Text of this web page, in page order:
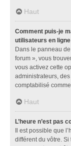
Haut
Comment puis-je
utilisateurs en
Dans le panneau
forum », vous
vous activez cette
administrateurs,
comptabilisé
Haut
L’heure n’est pas
Il est possible que
différent du vôtre.